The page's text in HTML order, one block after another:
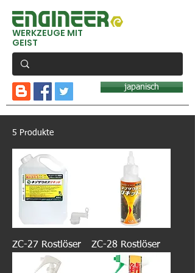
WERKZEUGE MIT
GEIST
japanisch
5 Produkte
ZC-27 Rostlöser ZC-28 Rostlöser